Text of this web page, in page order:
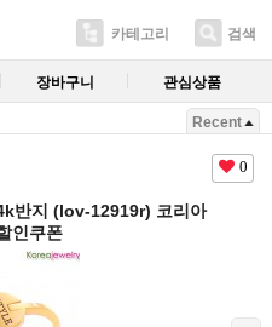
카테고리 검색
장바구니 관심상품
Recent
0
반지 (lov-12919r) 코리아
인쿠폰